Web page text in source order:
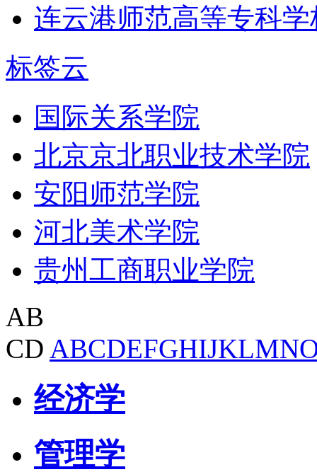
连云港师范高等专科学
标签云
国际关系学院
北京京北职业技术学院
安阳师范学院
河北美术学院
贵州工商职业学院
AB
CD ABCDEFGHIJKLMN
经济学
管理学